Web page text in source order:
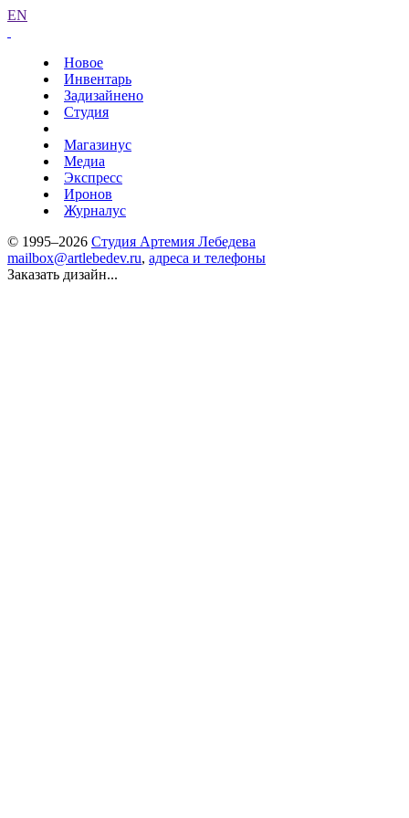
EN
Новое
Инвентарь
Задизайнено
Студия
Магазинус
Медиа
Экспресс
Иронов
Журналус
© 1995–2026 Студия Артемия Лебедева
mailbox@artlebedev.ru, адреса и телефоны
Заказать дизайн...